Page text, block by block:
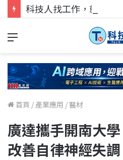
科技人找工作，就到
首頁 / 產業應用 /醫材
廣達攜手開南大
改善自律神經失調